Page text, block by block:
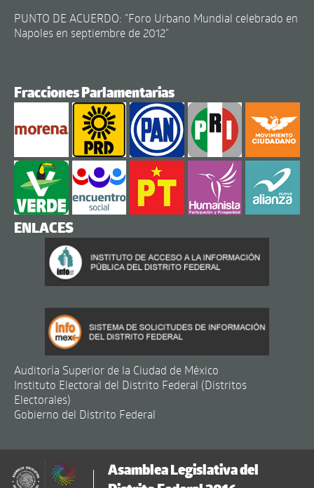
PUNTO DE ACUERDO: "Foro Urbano Mundial celebrado en
Napoles en septiembre de 2012"
Fracciones Parlamentarias
ENLACES
Auditoría Superior de la Ciudad de México
Instituto Electoral del Distrito Federal (Distritos
Electorales)
Gobierno del Distrito Federal
Asamblea Legislativa del